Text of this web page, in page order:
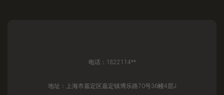
电话：1822114**
地址：上海市嘉定区嘉定镇博乐路70号36幢4层J